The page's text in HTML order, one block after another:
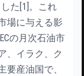
た[1]。これ
場に与える影
の月次石油市
、イラク、ク
要産油国で、